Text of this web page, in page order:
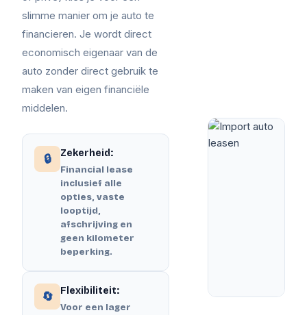
slimme manier om je auto te
financieren. Je wordt direct
economisch eigenaar van de
auto zonder direct gebruik te
maken van eigen financiële
middelen.
🔒 Zekerheid:
Financial lease
inclusief alle
opties, vaste
looptijd,
afschrijving en
geen kilometer
beperking.
🔄 Flexibiliteit:
Voor een lager